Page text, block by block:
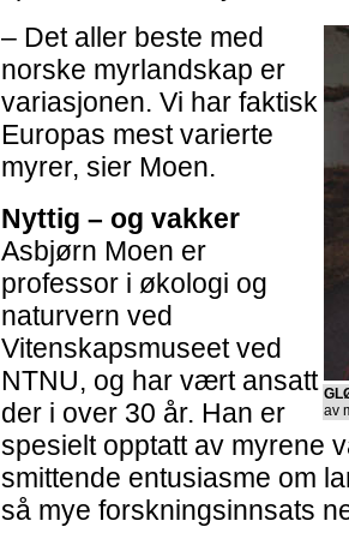
av
– Det aller beste med
norske myrlandskap er
variasjonen. Vi har faktisk
Europas mest varierte
myrer, sier Moen.
Nyttig – og vakker
Asbjørn Moen er
professor i økologi og
naturvern ved
Vitenskapsmuseet ved
NTNU, og har vært ansatt
der i over 30 år. Han er
spesielt opptatt av myrene
smittende entusiasme om
så mye forskningsinnsats